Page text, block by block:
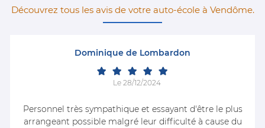
Découvrez tous les avis de votre auto-école à Vendôme.
Dominique de Lombardon
Le 28/12/2024
Personnel très sympathique et essayant d'être le plus
arrangeant possible malgré leur difficulté à cause du